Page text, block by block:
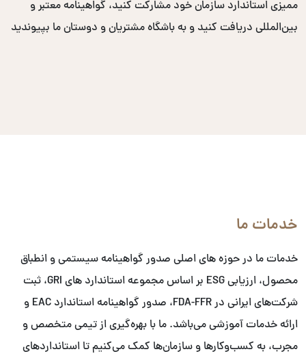
ممیزی استاندارد سازمان خود مشارکت کنید، گواهینامه معتبر و
بین‌المللی دریافت کنید و به باشگاه مشتریان و دوستان ما بپیوندید
خدمات ما
خدمات ما در حوزه های اصلی صدور گواهینامه سیستمی و انطباق
محصول، ارزیابی ESG بر اساس مجموعه استاندارد های GRI، ثبت
شرکت‌های ایرانی در FDA-FFR، صدور گواهینامه استاندارد EAC و
ارائه خدمات آموزشی می‌باشد. ما با بهره‌گیری از تیمی متخصص و
مجرب، به کسب‌وکارها و سازمان‌ها کمک می‌کنیم تا استانداردهای